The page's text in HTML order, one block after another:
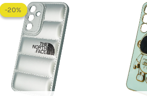
-20%
-20%
precio
original
era:
$ 60.000.